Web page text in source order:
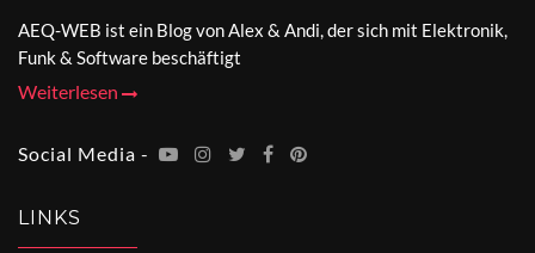
AEQ-WEB ist ein Blog von Alex & Andi, der sich mit Elektronik,
Funk & Software beschäftigt
Weiterlesen
Social Media -
LINKS